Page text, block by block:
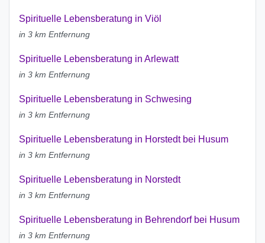
Spirituelle Lebensberatung in Viöl
in 3 km Entfernung
Spirituelle Lebensberatung in Arlewatt
in 3 km Entfernung
Spirituelle Lebensberatung in Schwesing
in 3 km Entfernung
Spirituelle Lebensberatung in Horstedt bei Husum
in 3 km Entfernung
Spirituelle Lebensberatung in Norstedt
in 3 km Entfernung
Spirituelle Lebensberatung in Behrendorf bei Husum
in 3 km Entfernung